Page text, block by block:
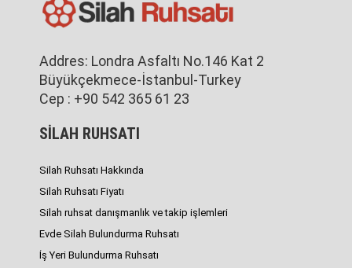
Addres: Londra Asfaltı No.146 Kat 2
Büyükçekmece-İstanbul-Turkey
Cep : +90 542 365 61 23
SİLAH RUHSATI
Silah Ruhsatı Hakkında
Silah Ruhsatı Fiyatı
Silah ruhsat danışmanlık ve takip işlemleri
Evde Silah Bulundurma Ruhsatı
İş Yeri Bulundurma Ruhsatı